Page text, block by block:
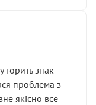
горить знак
проблема з
якісно все